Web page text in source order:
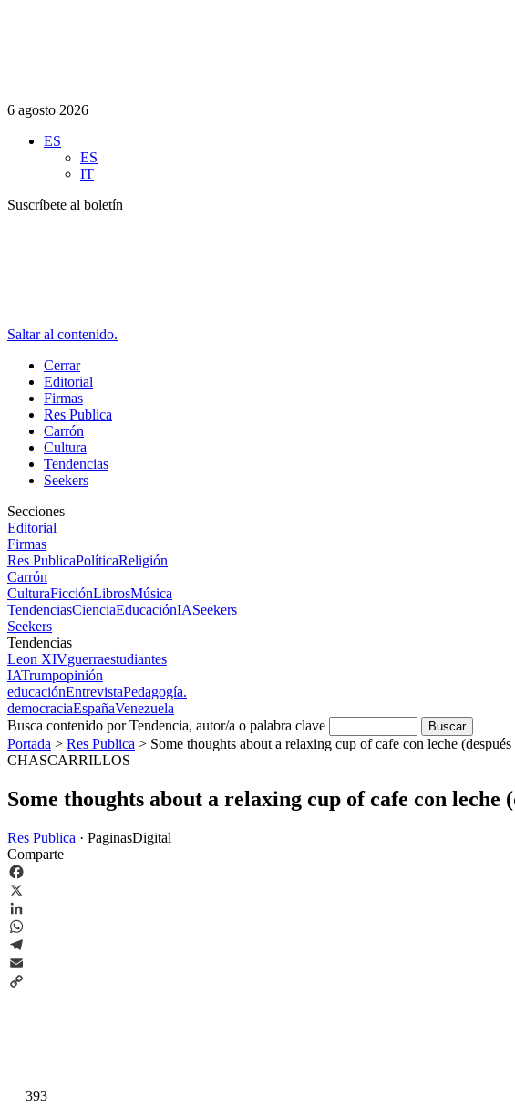
6 agosto 2026
ES
ES
IT
Suscríbete al boletín
Saltar al contenido.
Cerrar
Editorial
Firmas
Res Publica
Carrón
Cultura
Tendencias
Seekers
Secciones
Editorial
Firmas
Res PublicaPolíticaReligión
Carrón
CulturaFicciónLibrosMúsica
TendenciasCienciaEducaciónIASeekers
Seekers
Tendencias
Leon XIVguerraestudiantes
IATrumpopinión
educaciónEntrevistaPedagogía.
democraciaEspañaVenezuela
Busca contenido por Tendencia, autor/a o palabra clave
Portada > Res Publica > Some thoughts about a relaxing cup of cafe con leche
CHASCARRILLOS
Some thoughts about a relaxing cup of cafe con leche
Res Publica · PaginasDigital
Comparte
Facebook
X
LinkedIn
WhatsApp
Telegram
Email
393